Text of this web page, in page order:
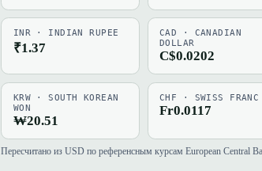
INR · INDIAN RUPEE
₹1.37
CAD · CANADIAN
DOLLAR
C$0.0202
KRW · SOUTH KOREAN
WON
₩20.51
CHF · SWISS FRANC
Fr0.0117
Пересчитано из USD по референсным курсам European Central